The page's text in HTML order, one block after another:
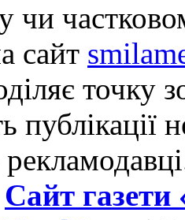
сайт
точку
публікації
Сайт